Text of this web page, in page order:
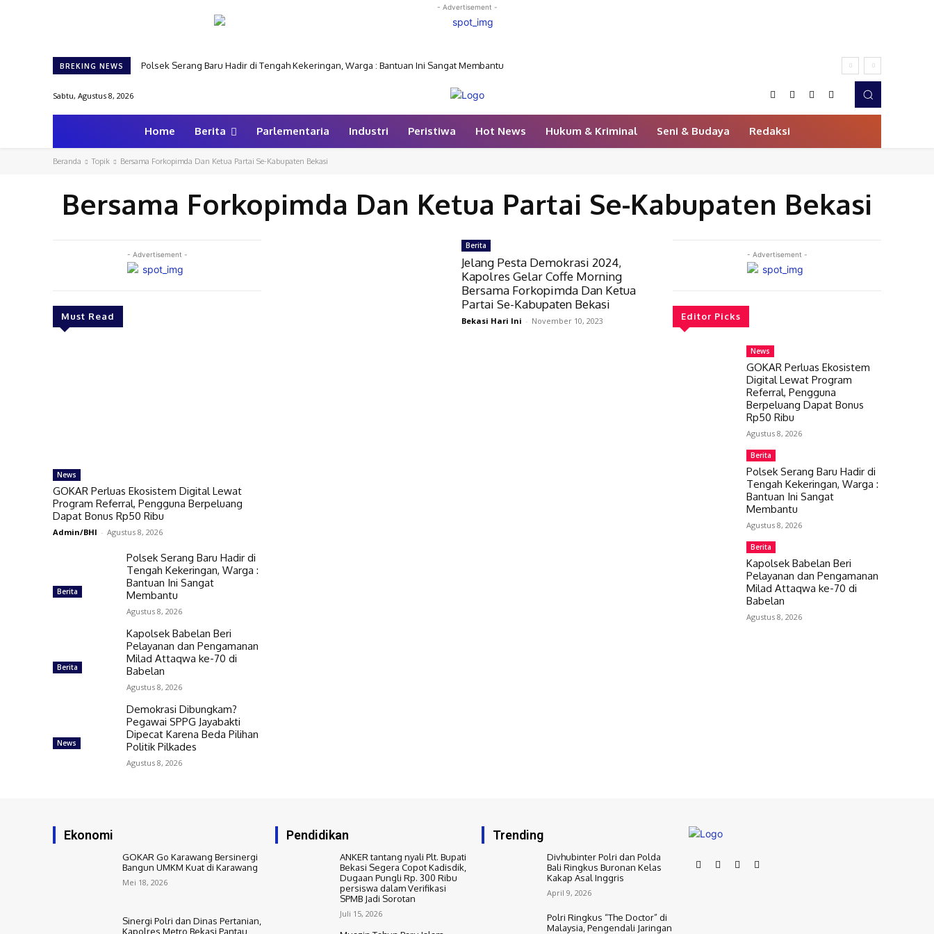
- Advertisement -
BREKING NEWS Polsek Serang Baru Hadir di Tengah Kekeringan, Warga : Bantuan Ini Sangat Membantu
Sabtu, Agustus 8, 2026
Home Berita Parlementaria Industri Peristiwa Hot News Hukum & Kriminal Seni & Budaya Redaksi
Beranda Topik Bersama Forkopimda Dan Ketua Partai Se-Kabupaten Bekasi
Bersama Forkopimda Dan Ketua Partai Se-Kabupaten Bekasi
- Advertisement -
Must Read
News
GOKAR Perluas Ekosistem Digital Lewat
Program Referral, Pengguna Berpeluang
Dapat Bonus Rp50 Ribu
Admin/BHI - Agustus 8, 2026
Berita
Polsek Serang Baru Hadir di
Tengah Kekeringan, Warga :
Bantuan Ini Sangat
Membantu
Agustus 8, 2026
Berita
Kapolsek Babelan Beri
Pelayanan dan Pengamanan
Milad Attaqwa ke-70 di
Babelan
Agustus 8, 2026
News
Demokrasi Dibungkam?
Pegawai SPPG Jayabakti
Dipecat Karena Beda Pilihan
Politik Pilkades
Agustus 8, 2026
Berita
Jelang Pesta Demokrasi 2024,
Kapolres Gelar Coffe Morning
Bersama Forkopimda Dan Ketua
Partai Se-Kabupaten Bekasi
Bekasi Hari Ini - November 10, 2023
- Advertisement -
Editor Picks
News
GOKAR Perluas Ekosistem
Digital Lewat Program
Referral, Pengguna
Berpeluang Dapat Bonus
Rp50 Ribu
Agustus 8, 2026
Berita
Polsek Serang Baru Hadir di
Tengah Kekeringan, Warga :
Bantuan Ini Sangat
Membantu
Agustus 8, 2026
Berita
Kapolsek Babelan Beri
Pelayanan dan Pengamanan
Milad Attaqwa ke-70 di
Babelan
Agustus 8, 2026
Ekonomi
GOKAR Go Karawang Bersinergi
Bangun UMKM Kuat di Karawang
Mei 18, 2026
Sinergi Polri dan Dinas Pertanian,
Kapolres Metro Bekasi Pantau
Pendidikan
ANKER tantang nyali Plt. Bupati
Bekasi Segera Copot Kadisdik,
Dugaan Pungli Rp. 300 Ribu
persiswa dalam Verifikasi
SPMB Jadi Sorotan
Juli 15, 2026
Trending
Divhubinter Polri dan Polda
Bali Ringkus Buronan Kelas
Kakap Asal Inggris
April 9, 2026
Polri Ringkus “The Doctor” di
Malaysia, Pengendali Jaringan